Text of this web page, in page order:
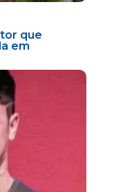
que
em